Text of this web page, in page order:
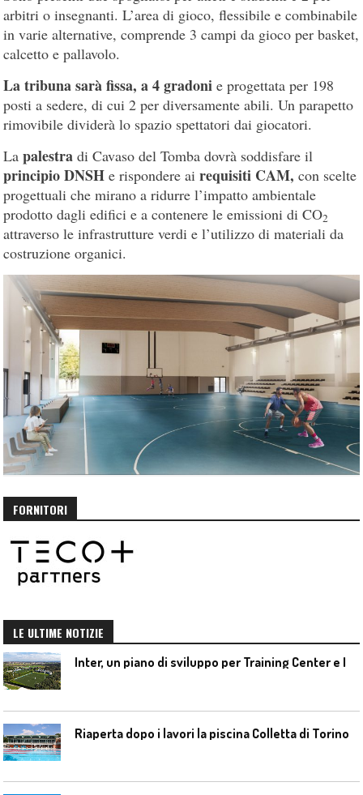
arbitri o insegnanti. L’area di gioco, flessibile e combinabile
in varie alternative, comprende 3 campi da gioco per basket,
calcetto e pallavolo.
La tribuna sarà fissa, a 4 gradoni e progettata per 198
posti a sedere, di cui 2 per diversamente abili. Un parapetto
rimovibile dividerà lo spazio spettatori dai giocatori.
Lapalestra di Cavaso del Tomba dovrà soddisfare il
principio DNSH e rispondere airequisiti CAM, con scelte
progettuali che mirano a ridurre l’impatto ambientale
prodotto dagli edifici e a contenere le emissioni di CO2
attraverso le infrastrutture verdi e l’utilizzo di materiali da
costruzione organici.
FORNITORI
LE ULTIME NOTIZIE
Riaperta dopo i lavori la piscina Colletta di Torino